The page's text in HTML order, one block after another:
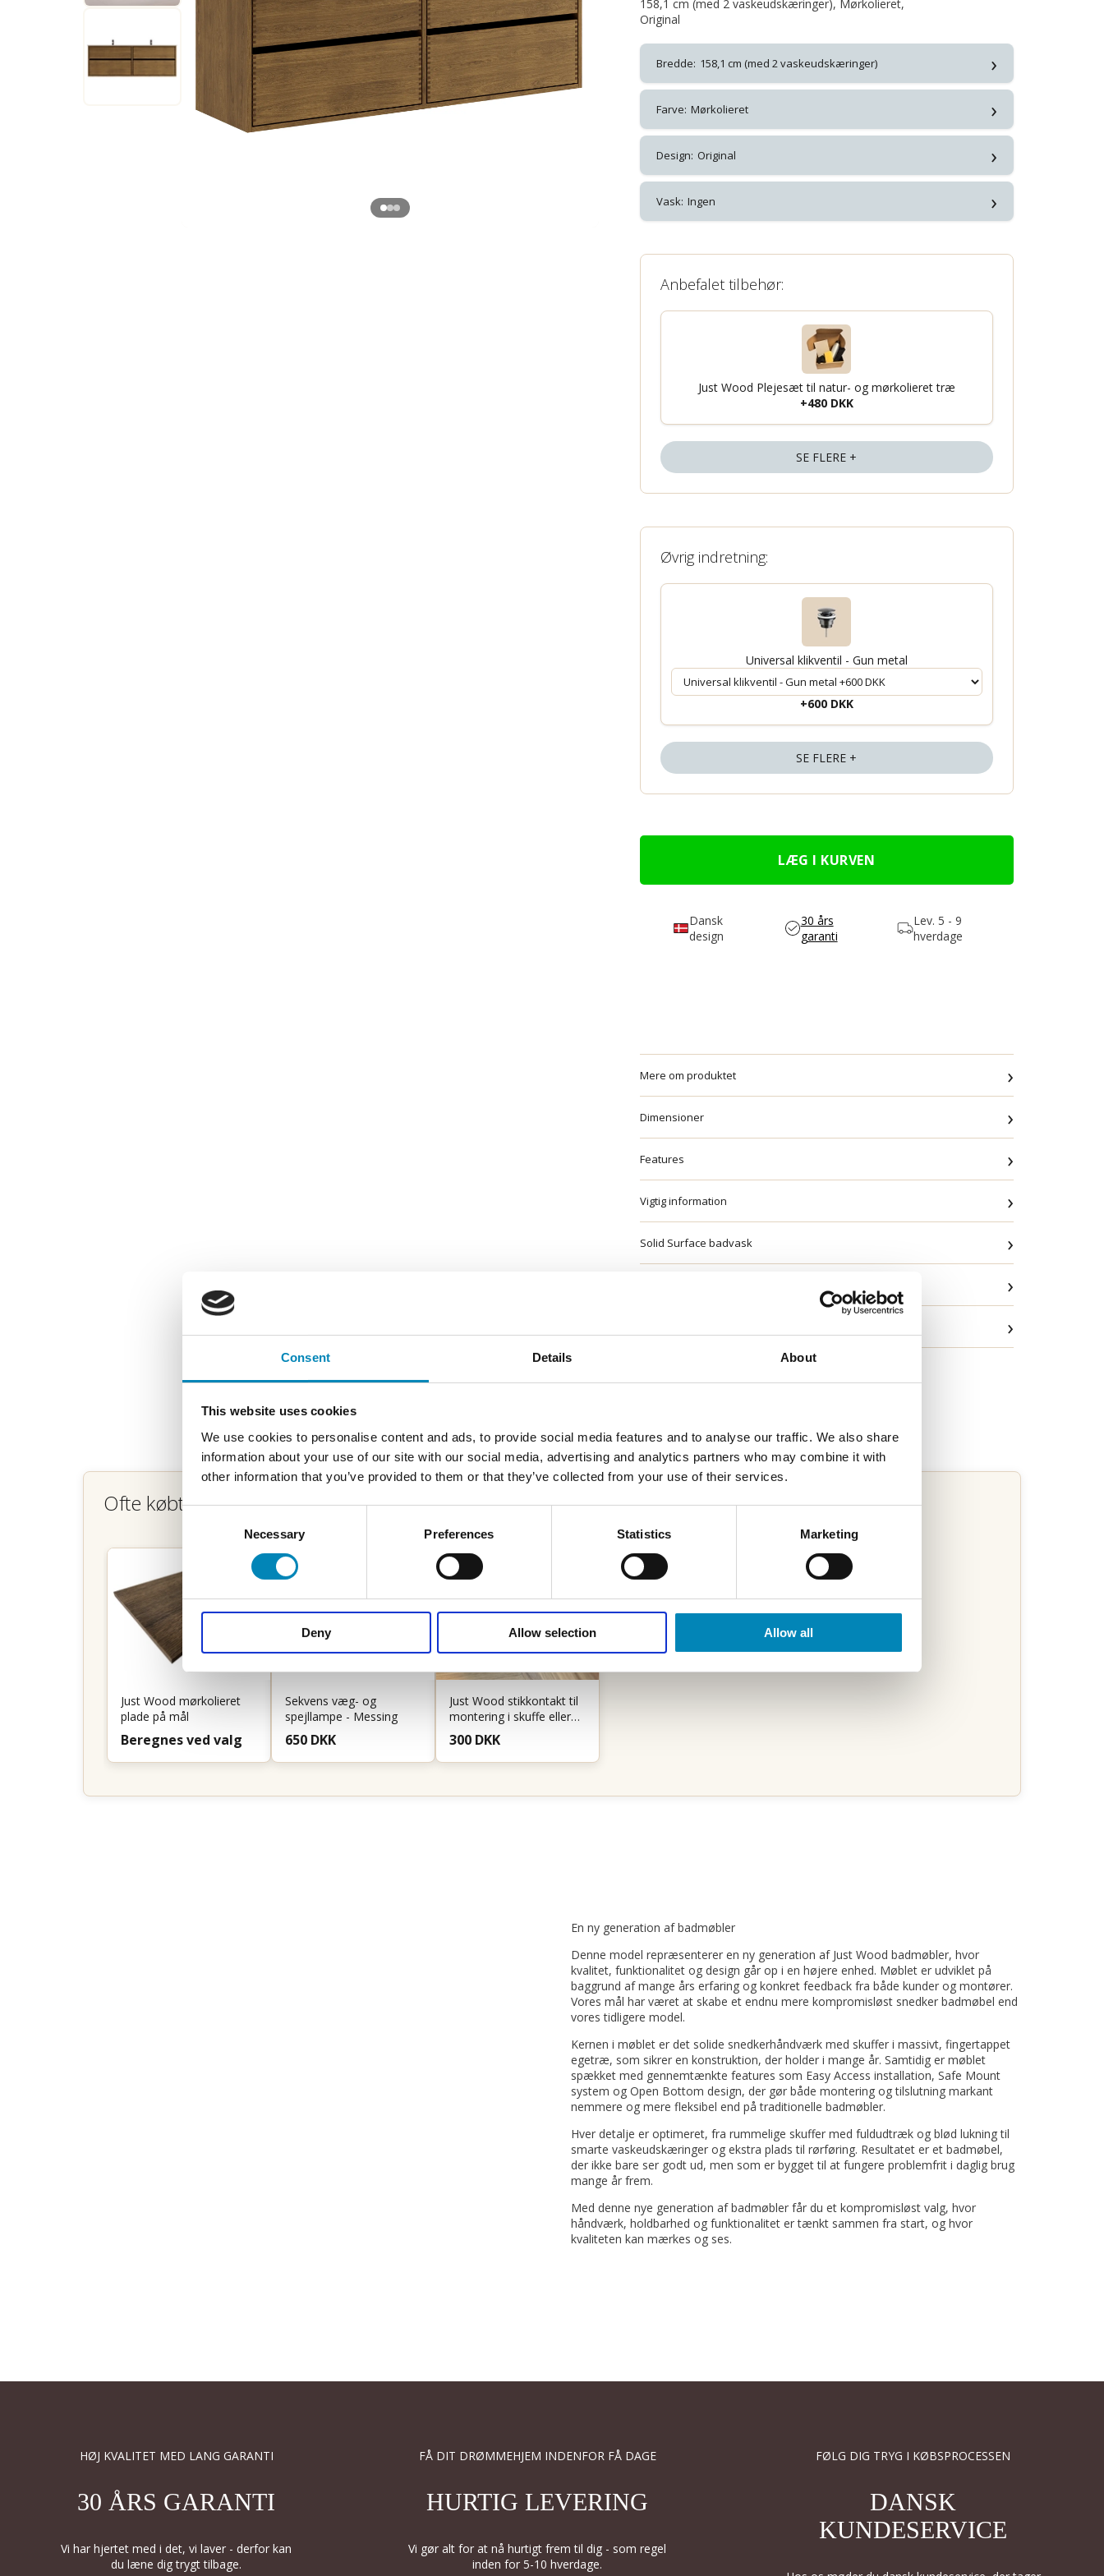
Consent Details About
This website uses cookies
We use cookies to personalise content and ads, to provide social media features and to analyse our traffic. We also share
information about your use of our site with our social media, advertising and analytics partners who may combine it with
other information that you’ve provided to them or that they’ve collected from your use of their services.
Consent
Necessary Preferences Statistics Marketing
Deny Allow selection Allow all
158,1 cm (med 2 vaskeudskæringer), Mørkolieret,
Original
Bredde: 158,1 cm (med 2 vaskeudskæringer) ›
Farve: Mørkolieret ›
Design: Original ›
Vask: Ingen ›
Anbefalet tilbehør:
Just Wood Plejesæt til natur- og mørkolieret træ
+480 DKK
SE FLERE +
Øvrig indretning:
Universal klikventil - Gun metal
+600 DKK
SE FLERE +
Dansk
design
30 års
garanti
Lev.5 - 9
hverdage
Mere om produktet ›
Dimensioner ›
Features ›
Vigtig information ›
Solid Surface badvask ›
›
›
Ofte købt sammen
Just Wood mørkolieret
plade på mål
Beregnes ved valg
Sekvens væg- og
spejllampe - Messing
650 DKK
Just Wood stikkontakt til
montering i skuffe eller
skab - Sort
300 DKK
En ny generation af badmøbler
Denne model repræsenterer en ny generation af Just Wood badmøbler, hvor
kvalitet, funktionalitet og design går op i en højere enhed. Møblet er udviklet på
baggrund af mange års erfaring og konkret feedback fra både kunder og montører.
Vores mål har været at skabe et endnu mere kompromisløst snedker badmøbel end
vores tidligere model.
Kernen i møblet er det solide snedkerhåndværk med skuffer i massivt, fingertappet
egetræ, som sikrer en konstruktion, der holder i mange år. Samtidig er møblet
spækket med gennemtænkte features som Easy Access installation, Safe Mount
system og Open Bottom design, der gør både montering og tilslutning markant
nemmere og mere fleksibel end på traditionelle badmøbler.
Hver detalje er optimeret, fra rummelige skuffer med fuldudtræk og blød lukning til
smarte vaskeudskæringer og ekstra plads til rørføring. Resultatet er et badmøbel,
der ikke bare ser godt ud, men som er bygget til at fungere problemfrit i daglig brug
mange år frem.
Med denne nye generation af badmøbler får du et kompromisløst valg, hvor
håndværk, holdbarhed og funktionalitet er tænkt sammen fra start, og hvor
kvaliteten kan mærkes og ses.
HØJ KVALITET MED LANG GARANTI
30 ÅRS GARANTI
Vi har hjertet med i det, vi laver - derfor kan
du læne dig trygt tilbage.
FÅ DIT DRØMMEHJEM INDENFOR FÅ DAGE
HURTIG LEVERING
Vi gør alt for at nå hurtigt frem til dig - som regel
inden for 5-10 hverdage.
FØLG DIG TRYG I KØBSPROCESSEN
DANSK
KUNDESERVICE